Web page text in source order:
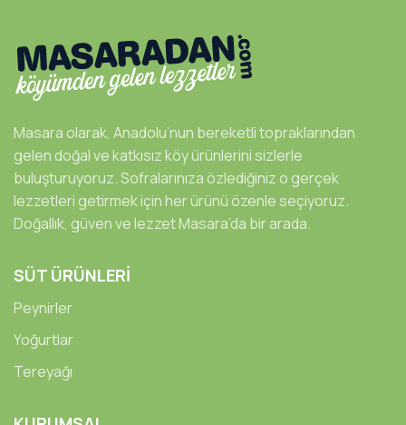
Masara olarak, Anadolu’nun bereketli topraklarından
gelen doğal ve katkısız köy ürünlerini sizlerle
buluşturuyoruz. Sofralarınıza özlediğiniz o gerçek
lezzetleri getirmek için her ürünü özenle seçiyoruz.
Doğallık, güven ve lezzet Masara’da bir arada.
SÜT ÜRÜNLERİ
Peynirler
Yoğurtlar
Tereyağı